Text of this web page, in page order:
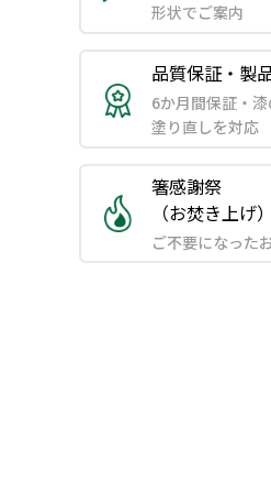
形状でご案内
品質保証・製
6か月間保証・漆
塗り直しを対応
箸感謝祭
（お焚き上げ）
ご不要になった